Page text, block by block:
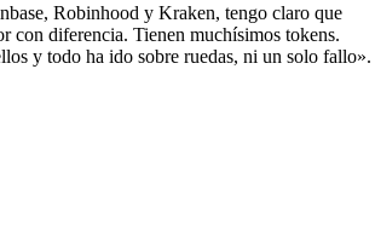
Robinhood y Kraken, tengo claro que
con diferencia. Tienen muchísimos tokens.
y todo ha ido sobre ruedas, ni un solo fallo».